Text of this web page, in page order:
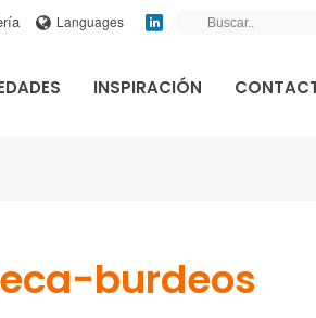
Languages
INSPIRACIÓN
burdeos